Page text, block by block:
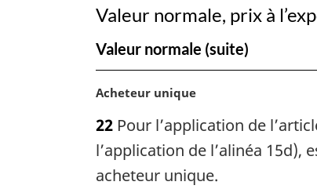
Valeur normale, prix à
Valeur normale (suite)
N
t
e
a
Acheteur unique
22 Pour l’application de
l’application de l’alinéa
acheteur unique.